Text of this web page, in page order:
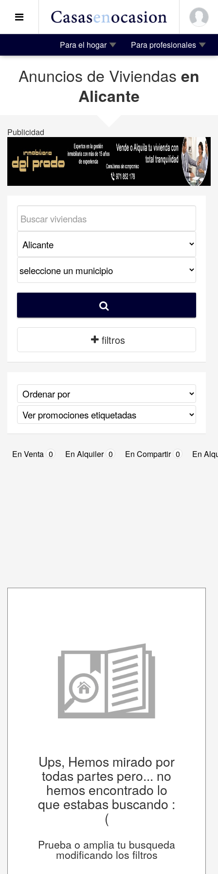
Para el hogar Para profesionales
Anuncios de Viviendas en
Alicante
Publicidad
filtros
En Venta 0 En Alquiler 0 En Compartir 0 En
Ups, Hemos mirado por
todas partes pero... no
hemos encontrado lo
que estabas buscando :
(
Prueba o amplia tu busqueda
modificando los filtros